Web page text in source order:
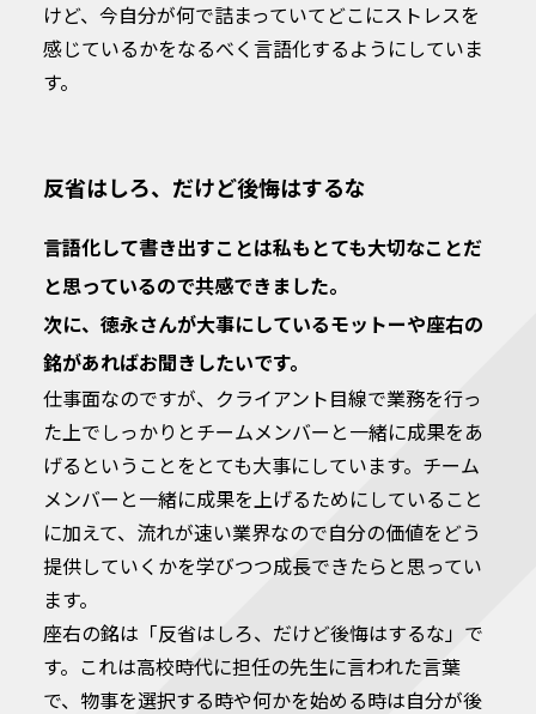
けど、今自分が何で詰まっていてどこにストレスを
感じているかをなるべく言語化するようにしていま
す。
反省はしろ、だけど後悔はするな
言語化して書き出すことは私もとても大切なことだ
と思っているので共感できました。
次に、徳永さんが大事にしているモットーや座右の
銘があればお聞きしたいです。
仕事面なのですが、クライアント目線で業務を行っ
た上でしっかりとチームメンバーと一緒に成果をあ
げるということをとても大事にしています。チーム
メンバーと一緒に成果を上げるためにしていること
に加えて、流れが速い業界なので自分の価値をどう
提供していくかを学びつつ成長できたらと思ってい
ます。
座右の銘は「反省はしろ、だけど後悔はするな」で
す。これは高校時代に担任の先生に言われた言葉
で、物事を選択する時や何かを始める時は自分が後